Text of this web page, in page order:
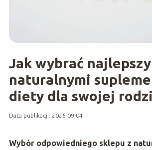
Jak wybrać
naturalnymi
diety dla swojej
Data publikacji: 2025-09-04
Wybór odpowiedniego sklepu z